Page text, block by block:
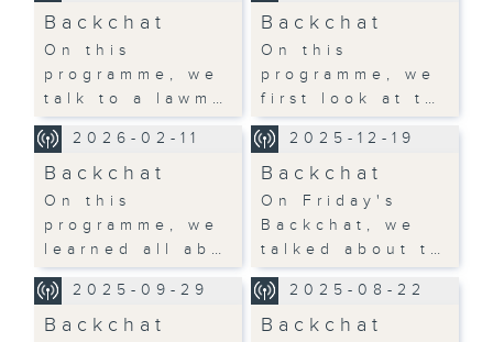
Backchat
On this
programme, we
talk to a lawm…
Backchat
On this
programme, we
first look at t…
2026-02-11
Backchat
On this
programme, we
learned all ab…
2025-12-19
Backchat
On Friday's
Backchat, we
talked about t…
2025-09-29
Backchat
2025-08-22
Backchat